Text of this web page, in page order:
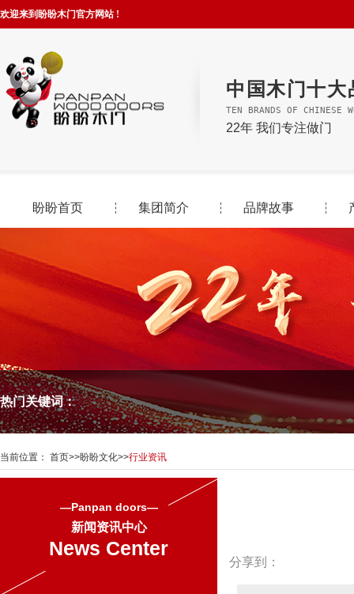
欢迎来到盼盼木门官方网站 !
中国木门十大
TEN BRANDS OF CHINESE
22年 我们专注做门
盼盼首页 集团简介 品牌故事
热门关键词：
当前位置： 首页>>盼盼文化>>行业资讯
—Panpan doors—
新闻资讯中心
News Center
分享到：